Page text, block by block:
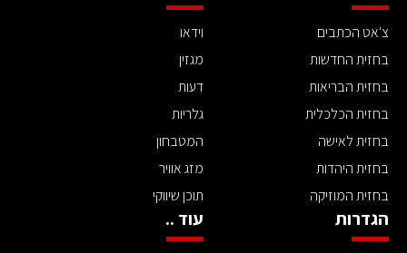
צ'אט הכתבים
בחזית החדשות
בחזית הבריאות
בחזית הכלכלית
בחזית לאישה
בחזית היהדות
בחזית המוזיקה
וידאו
מגזין
דעות
גלריות
המטבחון
מזג אוויר
תוכן שיווקי
הגדרות עוד ..